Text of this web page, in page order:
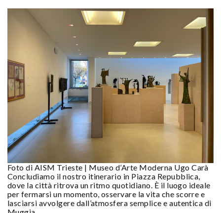
Foto di AISM Trieste | Museo d’Arte Moderna Ugo Carà
Concludiamo il nostro itinerario in Piazza Repubblica,
dove la città ritrova un ritmo quotidiano. È il luogo ideale
per fermarsi un momento, osservare la vita che scorre e
lasciarsi avvolgere dall’atmosfera semplice e autentica di